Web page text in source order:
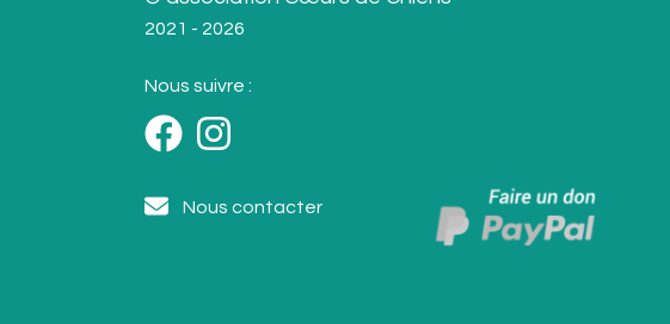
2021 - 2026
Nous suivre :
Nous contacter